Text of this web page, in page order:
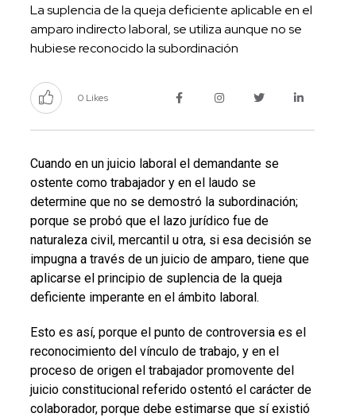
La suplencia de la queja deficiente aplicable en el
amparo indirecto laboral, se utiliza aunque no se
hubiese reconocido la subordinación
0 Likes
Cuando en un juicio laboral el demandante se
ostente como trabajador y en el laudo se
determine que no se demostró la subordinación;
porque se probó que el lazo jurídico fue de
naturaleza civil, mercantil u otra, si esa decisión se
impugna a través de un juicio de amparo, tiene que
aplicarse el principio de suplencia de la queja
deficiente imperante en el ámbito laboral.
Esto es así, porque el punto de controversia es el
reconocimiento del vínculo de trabajo, y en el
proceso de origen el trabajador promovente del
juicio constitucional referido ostentó el carácter de
colaborador, porque debe estimarse que sí existió